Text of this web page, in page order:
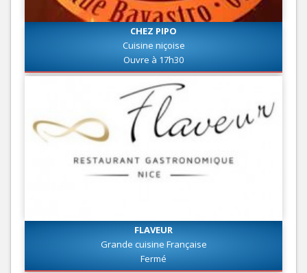
CHEZ PIPO
Cuisine niçoise
Ouvre à 17h30
FLAVEUR
Grande cuisine Française
Fermé